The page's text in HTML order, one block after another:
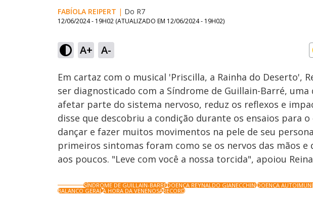
FABÍOLA REIPERT | Do R7
12/06/2024 - 19H02 (ATUALIZADO EM 12/06/2024 - 19H02)
A+ A-
Ativar
Som
Em cartaz com o musical 'Priscilla, a Rainha do Deserto',
ser diagnosticado com a Síndrome de Guillain-Barré,
afetar parte do sistema nervoso, reduz os reflexos e
disse que descobriu a condição durante os ensaios para
dançar e fazer muitos movimentos na pele de seu
primeiros sintomas foram como se os nervos das mãos e
aos poucos. "Leve com você a nossa torcida", apoiou
SÍNDROME DE GUILLAIN-BARRÉDOENÇA REYNALDO GIANECCHINIDOENÇA
BALANCO GERALA HORA DA VENENOSARECORD